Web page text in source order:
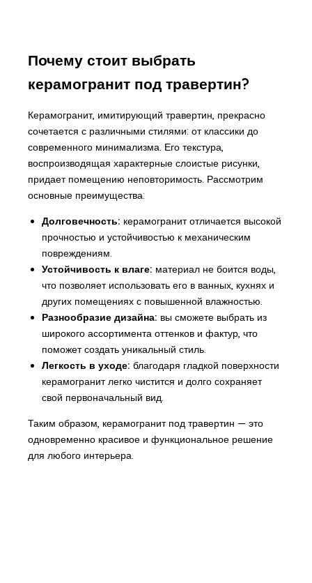
Почему стоит выбрать
керамогранит под травертин?
Керамогранит, имитирующий травертин, прекрасно
сочетается с различными стилями: от классики до
современного минимализма. Его текстура,
воспроизводящая характерные слоистые рисунки,
придает помещению неповторимость. Рассмотрим
основные преимущества:
Долговечность: керамогранит отличается высокой
прочностью и устойчивостью к механическим
повреждениям.
Устойчивость к влаге: материал не боится воды,
что позволяет использовать его в ванных, кухнях и
других помещениях с повышенной влажностью.
Разнообразие дизайна: вы сможете выбрать из
широкого ассортимента оттенков и фактур, что
поможет создать уникальный стиль.
Легкость в уходе: благодаря гладкой поверхности
керамогранит легко чистится и долго сохраняет
свой первоначальный вид.
Таким образом, керамогранит под травертин — это
одновременно красивое и функциональное решение
для любого интерьера.